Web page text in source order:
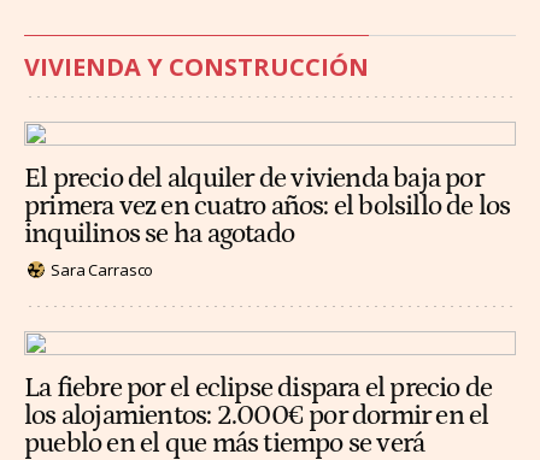
VIVIENDA Y CONSTRUCCIÓN
El precio del alquiler de vivienda baja por
primera vez en cuatro años: el bolsillo de los
inquilinos se ha agotado
Sara Carrasco
La fiebre por el eclipse dispara el precio de
los alojamientos: 2.000€ por dormir en el
pueblo en el que más tiempo se verá